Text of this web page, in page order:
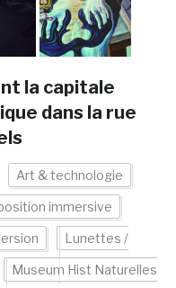
la capitale
dans la rue
Art & technologie
immersive
Lunettes /
Museum Hist Naturelles